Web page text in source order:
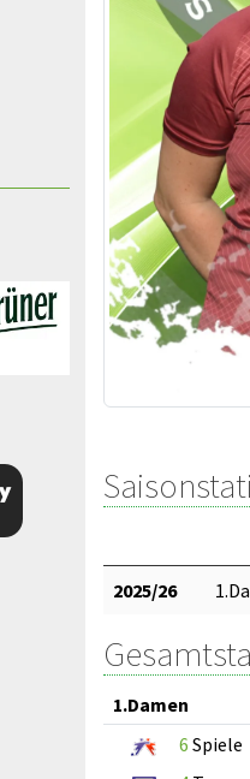
2025/26
1.Damen
6 Spiele